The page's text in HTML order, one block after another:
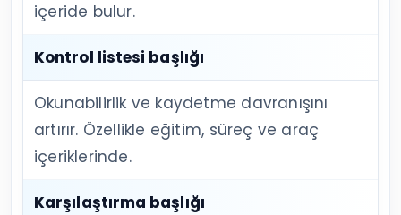
içeride bulur.
Kontrol listesi başlığı
Okunabilirlik ve kaydetme davranışını
artırır. Özellikle eğitim, süreç ve araç
içeriklerinde.
Karşılaştırma başlığı